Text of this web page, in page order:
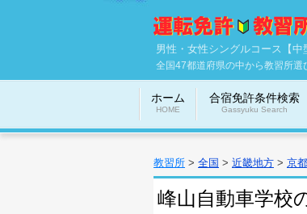
男性・女性シングルコース【中
全国47都道府県の中から教習所選
ホーム
HOME
合宿免許条件検索
Gassyuku Search
教習所 > 全国 > 近畿地方 > 京
峰山自動車学校